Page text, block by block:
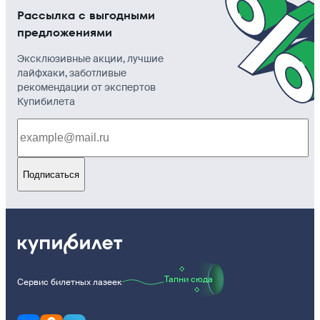
Рассылка с выгодными
предложениями
Эксклюзивные акции, лучшие
лайфхаки, заботливые
рекомендации от экспертов
Купибилета
Подписаться
Сервис билетных лазеек Тапни сюда